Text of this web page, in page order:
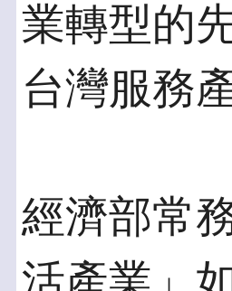
業轉型的
台灣服務
經濟部常
活產業」